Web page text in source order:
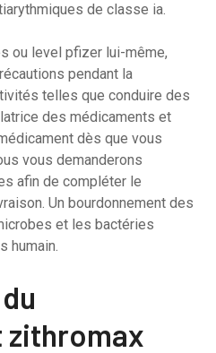
de classe ia.
ou level pfizer lui-même,
pendant la
telles que conduire des
des médicaments et
dès que vous
vous demanderons
afin de compléter le
Un bourdonnement des
et les bactéries
humain.
zithromax